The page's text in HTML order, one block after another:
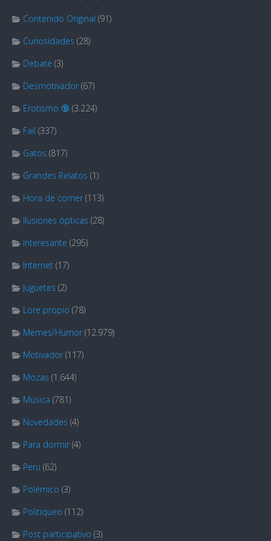
Contenido Original (91)
Curiosidades (28)
Debate (3)
Desmotivador (67)
Erotismo 🔞 (3.224)
Fail (337)
Gatos (817)
Grandes Relatos (1)
Hora de comer (113)
Ilusiones ópticas (28)
Interesante (295)
Internet (17)
Juguetes (2)
Lore propio (78)
Memes/Humor (12.979)
Motivador (117)
Mozas (1.644)
Música (781)
Novedades (4)
Para dormir (4)
Perú (62)
Polémico (3)
Politiqueo (112)
Post participativo (3)